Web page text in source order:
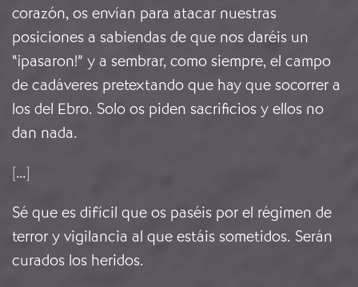
corazón, os envían para atacar nuestras
posiciones a sabiendas de que nos daréis un
“¡pasaron!” y a sembrar, como siempre, el campo
de cadáveres pretextando que hay que socorrer a
los del Ebro. Solo os piden sacrificios y ellos no
dan nada.
[…]
Sé que es difícil que os paséis por el régimen de
terror y vigilancia al que estáis sometidos. Serán
curados los heridos.